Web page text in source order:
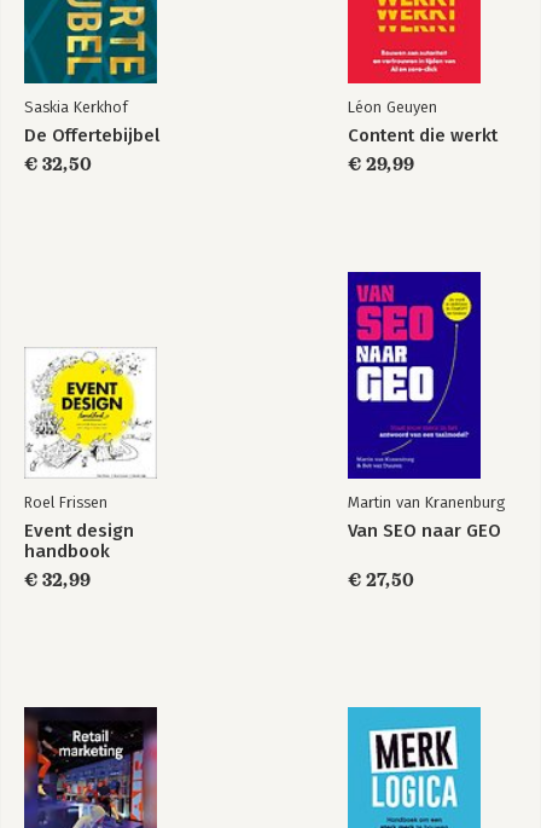
Saskia Kerkhof
De Offertebijbel
€ 32,50
Léon Geuyen
Content die werkt
€ 29,99
Roel Frissen
Event design
handbook
€ 32,99
Martin van Kranenburg
Van SEO naar GEO
€ 27,50